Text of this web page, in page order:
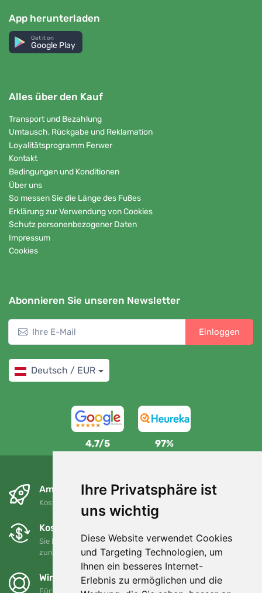
Ihre Privatsphäre ist
uns wichtig
Diese Website verwendet Cookies
und Targeting Technologien, um
Ihnen ein besseres Internet-
Erlebnis zu ermöglichen und die
App herunterladen
Get it on
Google Play
Alles über den Kauf
Transport und Bezahlung
Umtausch, Rückgabe und Reklamation
Loyalitätsprogramm Ferwer
Kontakt
Bedingungen und Konditionen
Über uns
So messen Sie die Länge des Fußes
Erklärung zur Verwendung von Cookies
Schutz personenbezogener Daten
Impressum
Cookies
Abonnieren Sie unseren Newsletter
Einloggen
Deutsch / EUR
4,7/5 97%
Am nächsten Tag und kostenlos
Kostenloser Versand für Bestellungen über 80 EUR
Kostenloser Umtausch und Rückgabe
Sie können Ihre Bestellung jederzeit innerhalb von 90 Tagen
zurückgeben oder umtauschen.
Wir unterstützen Trees.org
Für jede Bestellung pflanzen wir einen Baum! Mehr lesen